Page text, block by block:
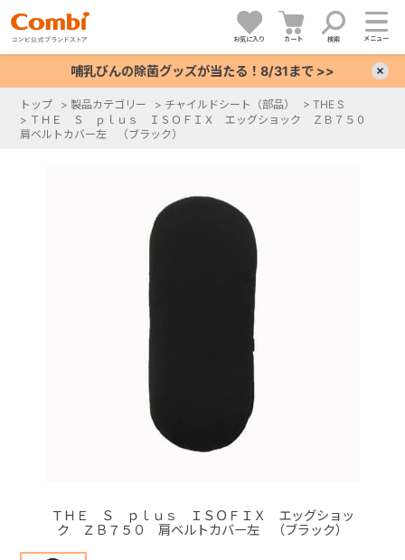
お気に入り カート 検索 メニュー
哺乳びんの除菌グッズが当たる！8/31まで >>
トップ > 製品カテゴリー > チャイルドシート（部品） > THE S
> ＴＨＥ Ｓ ｐｌｕｓ ＩＳＯＦＩＸ エッグショック ＺＢ７５０
肩ベルトカバー左 （ブラック）
ＴＨＥ Ｓ ｐｌｕｓ ＩＳＯＦＩＸ エッグショッ
ク ＺＢ７５０ 肩ベルトカバー左 （ブラック）